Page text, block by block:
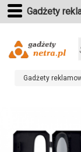
Gadżety
Gadżety